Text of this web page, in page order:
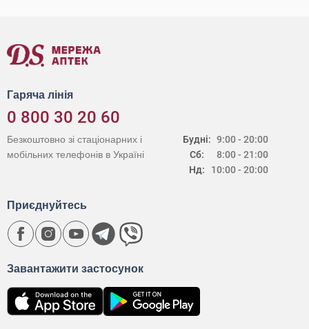
Гаряча лінія
0 800 30 20 60
Будні:
Сб:
Нд:
9:00 - 20:00
8:00 - 21:00
10:00 - 20:00
Безкоштовно зі стаціонарних і
мобільних телефонів в Україні
Завантажити застосунок
Приєднуйтесь